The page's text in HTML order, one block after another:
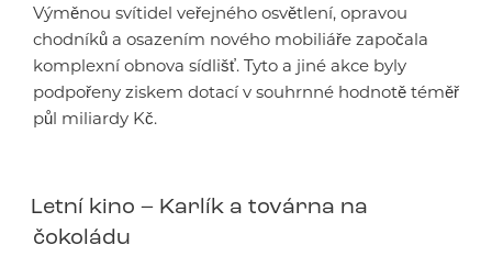
Výměnou svítidel veřejného osvětlení, opravou
chodníků a osazením nového mobiliáře započala
komplexní obnova sídlišť. Tyto a jiné akce byly
podpořeny ziskem dotací v souhrnné hodnotě téměř
půl miliardy Kč.
Letní kino – Karlík a továrna na
čokoládu